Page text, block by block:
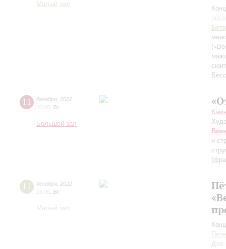
Малый зал
11 декабря 2022
20:00 Вс
Большой зал
и
11 декабря 2022
15:00 Вс
Малый зал
Для